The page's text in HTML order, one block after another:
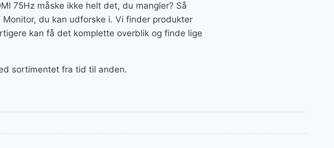
75Hz måske ikke helt det, du mangler? Så
du kan udforske i. Vi finder produkter
kan få det komplette overblik og finde lige
sortimentet fra tid til anden.